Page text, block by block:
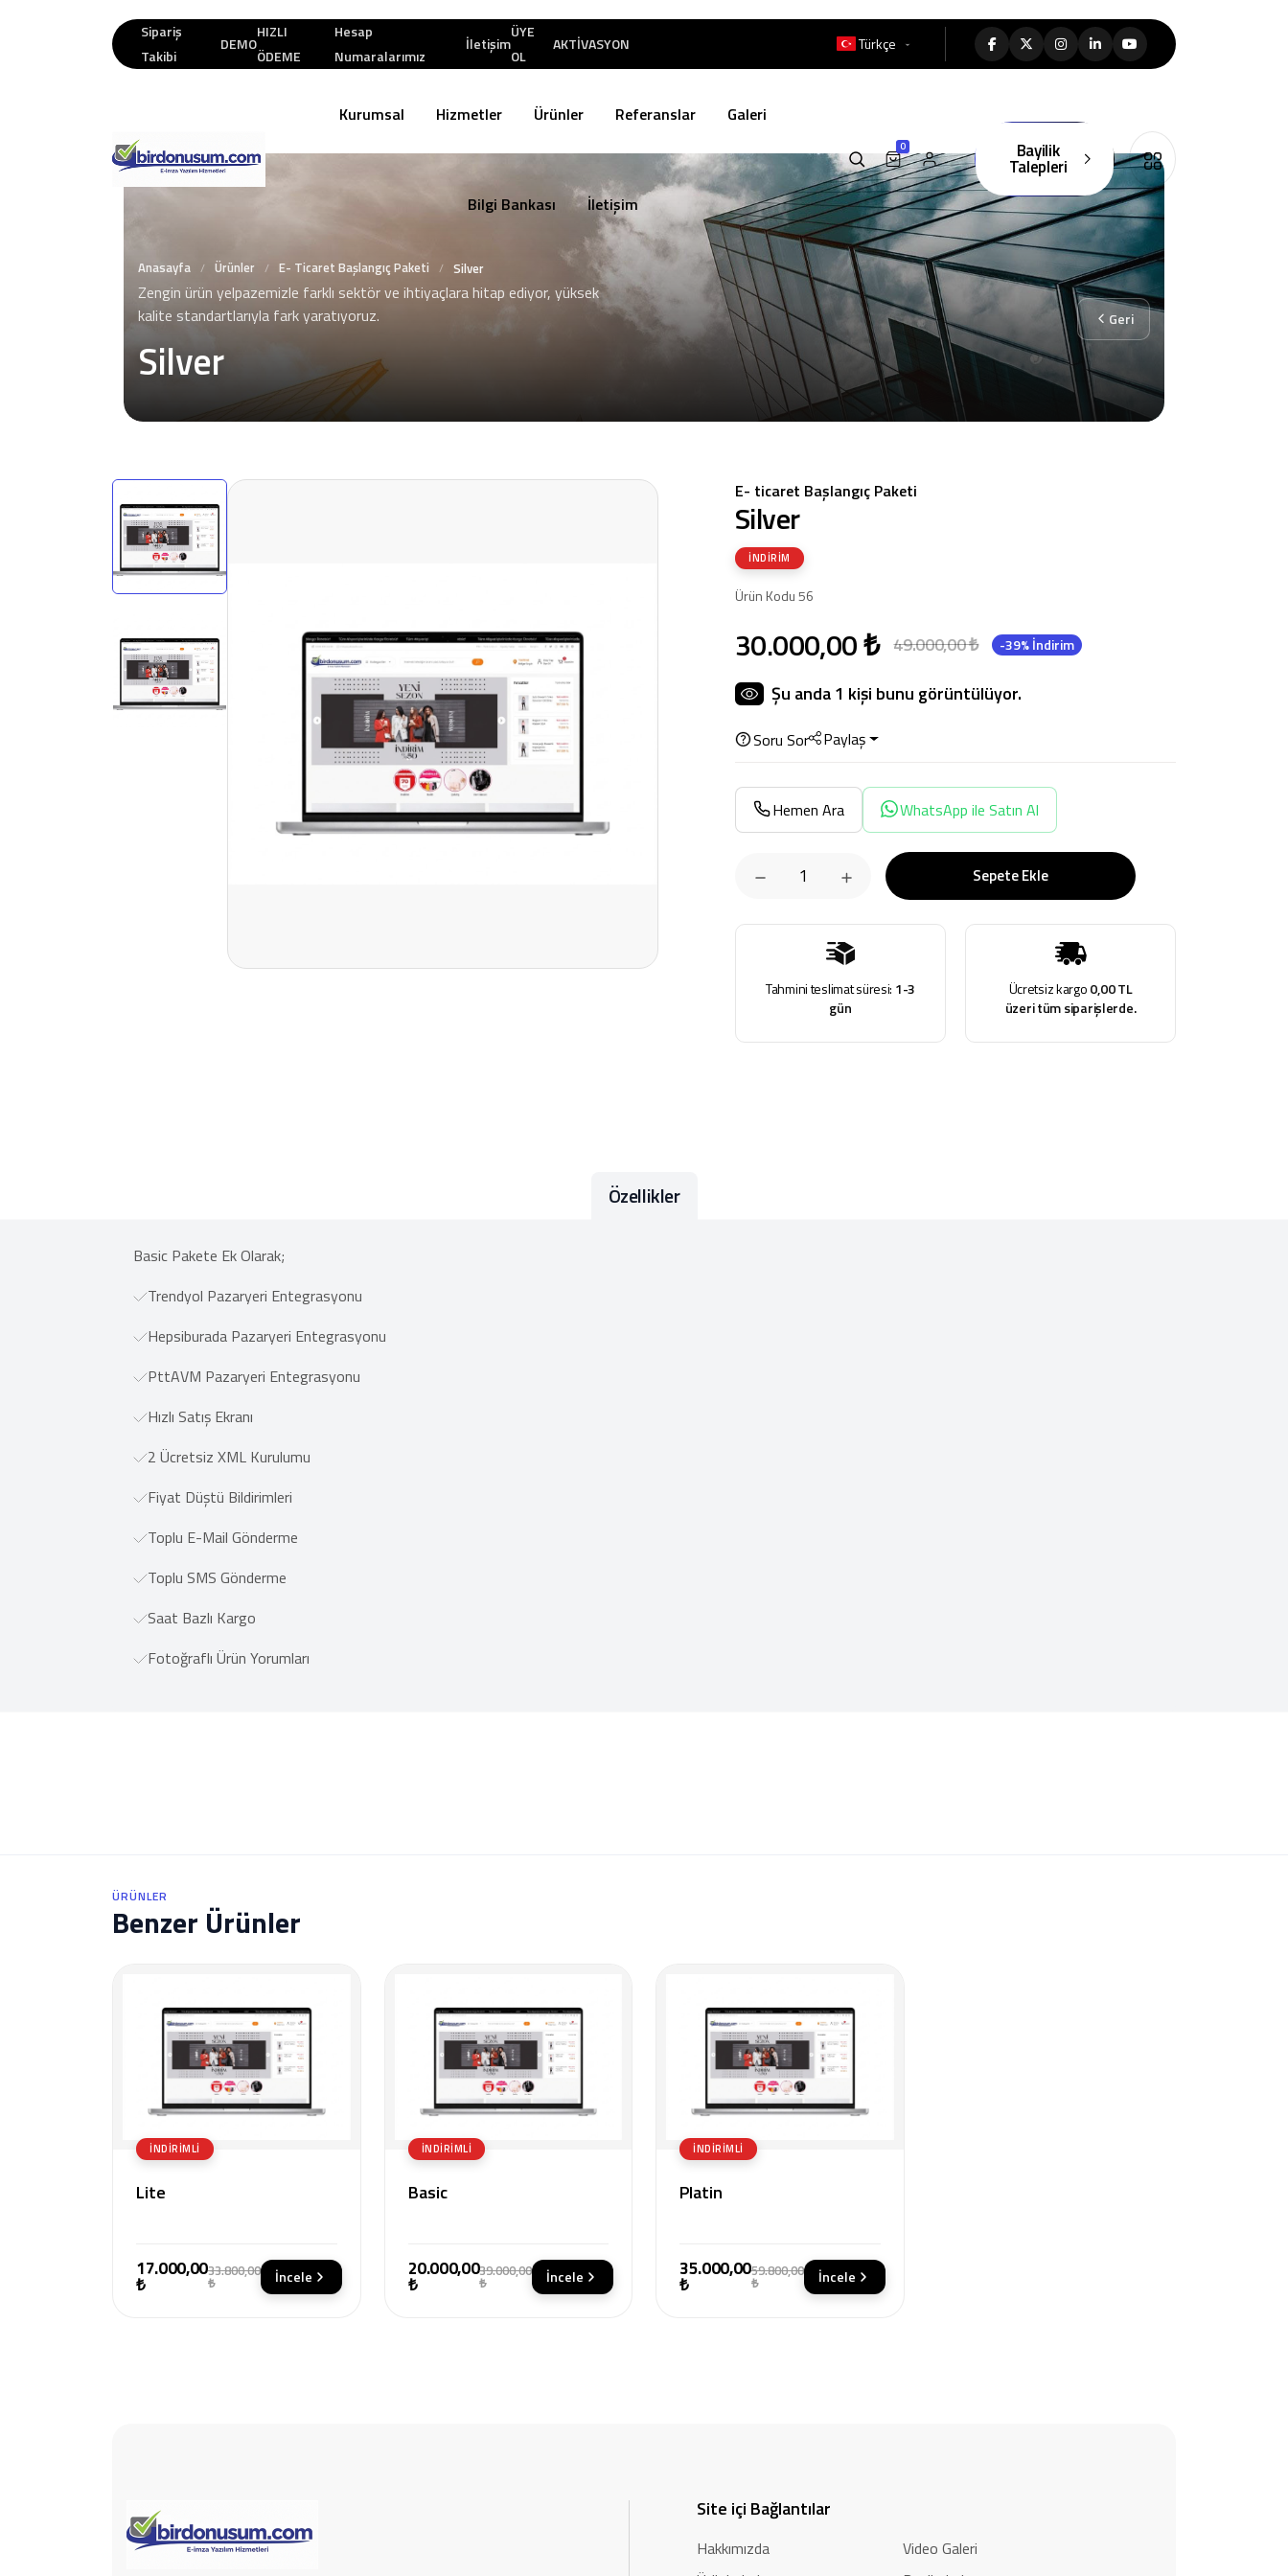
Sipariş
Takibi
DEMO
HIZLI
ÖDEME
Hesap
Numaralarımız
İletişim
ÜYE
OL
AKTİVASYON Türkçe
Kurumsal Hizmetler Ürünler Referanslar Galeri
Bilgi Bankası İletişim
0 Bayilik
Talepleri
Silver
Zengin ürün yelpazemizle farklı sektör ve ihtiyaçlara hitap ediyor, yüksek
kalite standartlarıyla fark yaratıyoruz.
Anasayfa / Ürünler / E- Ticaret Başlangıç Paketi / Silver
Geri
E- ticaret Başlangıç Paketi
Silver
İNDIRIM
Ürün Kodu 56
30.000,00 ₺ 49.000,00 ₺ -39% İndirim
Şu anda1 kişi bunu görüntülüyor.
Soru Sor Paylaş
Hemen Ara WhatsApp ile Satın Al
Sepete Ekle
Tahmini teslimat süresi: 1-3
gün
Ücretsiz kargo0,00 TL
üzeri tüm siparişlerde.
Özellikler
Basic Pakete Ek Olarak;
Trendyol Pazaryeri Entegrasyonu
Hepsiburada Pazaryeri Entegrasyonu
PttAVM Pazaryeri Entegrasyonu
Hızlı Satış Ekranı
2 Ücretsiz XML Kurulumu
Fiyat Düştü Bildirimleri
Toplu E-Mail Gönderme
Toplu SMS Gönderme
Saat Bazlı Kargo
Fotoğraflı Ürün Yorumları
ÜRÜNLER
Benzer Ürünler
İNDIRIMLI
Lite
17.000,00
₺
33.800,00
₺ İncele
İNDIRIMLI
Basic
20.000,00
₺
39.000,00
₺ İncele
İNDIRIMLI
Platin
35.000,00
₺
59.800,00
₺ İncele
Site içi Bağlantılar
Hakkımızda
Video Galeri